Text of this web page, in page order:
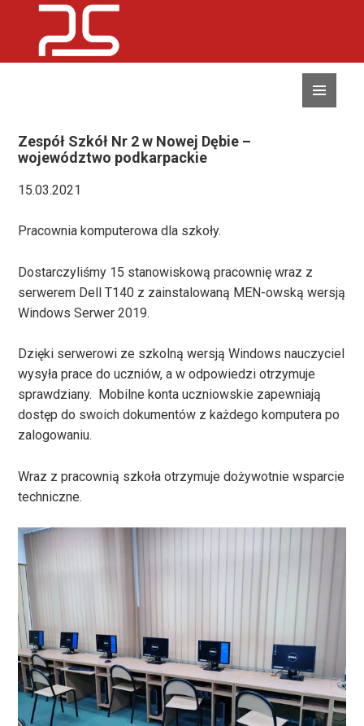
Zespół Szkół Nr 2 w Nowej Dębie –
województwo podkarpackie
15.03.2021
Pracownia komputerowa dla szkoły.
Dostarczyliśmy 15 stanowiskową pracownię wraz z
serwerem Dell T140 z zainstalowaną MEN-owską wersją
Windows Serwer 2019.
Dzięki serwerowi ze szkolną wersją Windows nauczyciel
wysyła prace do uczniów, a w odpowiedzi otrzymuje
sprawdziany. Mobilne konta uczniowskie zapewniają
dostęp do swoich dokumentów z każdego komputera po
zalogowaniu.
Wraz z pracownią szkoła otrzymuje dożywotnie wsparcie
techniczne.